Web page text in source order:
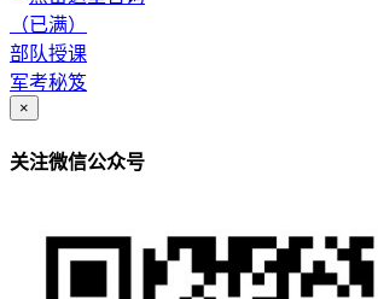
（已满）
部队授课
军考秘笈
×
关注微信公众号